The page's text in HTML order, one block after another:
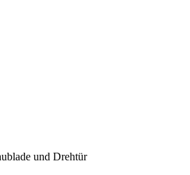
und Drehtür